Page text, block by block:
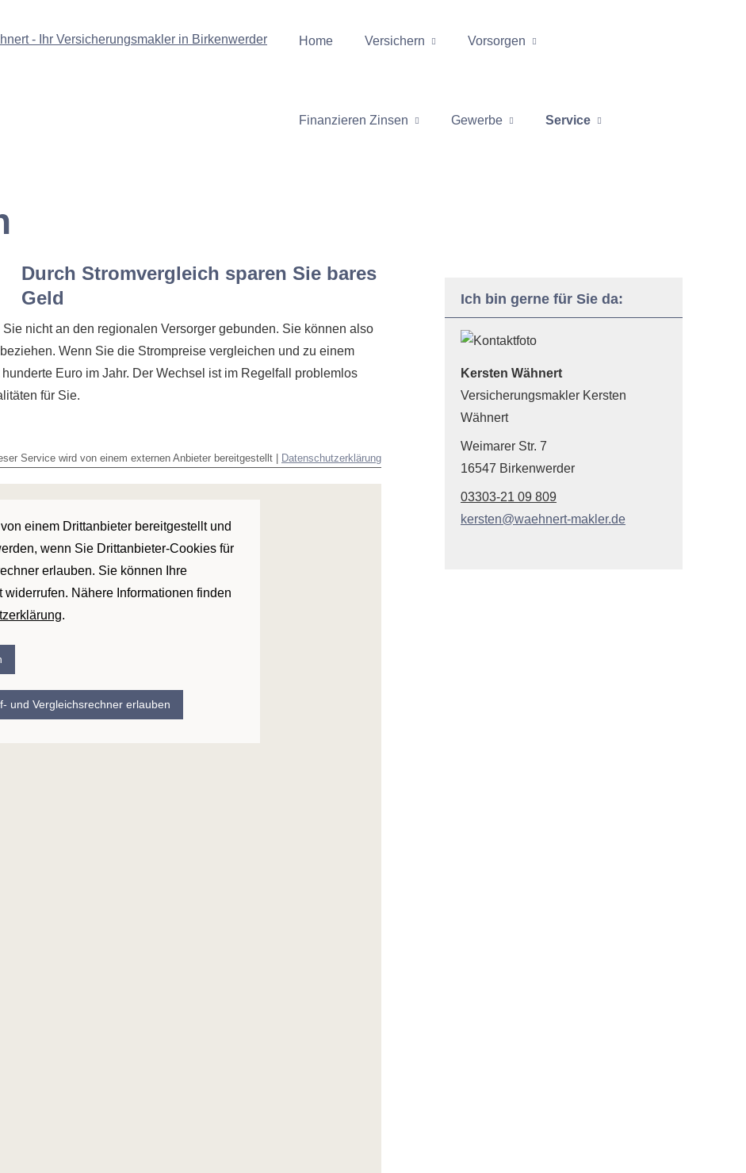
Home Versichern Vorsorgen
Finanzieren Zinsen Gewerbe Service
Ich bin gerne für Sie da:
Kersten Wähnert
Ver­sicherungs­makler Kersten
Wähnert
Weimarer Str. 7
16547 Birkenwerder
03303-21 09 809
kersten@waehnert-makler.de
Durch Stromvergleich sparen Sie bares
Geld
nicht an den regionalen Versorger gebunden. Sie können also
Wenn Sie die Strompreise ver­gleichen und zu einem
Euro im Jahr. Der Wechsel ist im Regelfall problemlos
für Sie.
Service wird von einem externen Anbieter bereitgestellt | Datenschutzerklärung
einem Drittanbieter bereitgestellt und
wenn Sie Drittanbieter-Cookies für
erlauben. Sie können Ihre
Nähere Informationen finden
.
und Vergleichsrechner erlauben